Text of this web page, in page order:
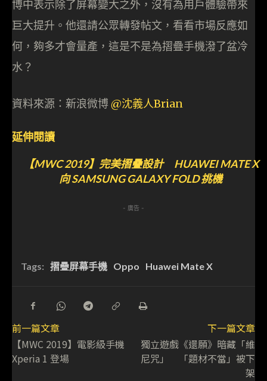
博中表示除了屏幕變大之外，沒有為用戶體驗帶來
巨大提升。他還請公眾轉發帖文，看看市場反應如
何，夠多才會量產，這是不是為摺疊手機潑了盆冷
水？
資料來源：新浪微博@沈義人Brian
延伸閱讀
【MWC 2019】完美摺疊設計 HUAWEI MATE X
向 SAMSUNG GALAXY FOLD 挑機
- 廣告 -
Tags: 摺疊屏幕手機 Oppo Huawei Mate X
前一篇文章
【MWC 2019】電影級手機
Xperia 1 登場
下一篇文章
獨立遊戲《還願》暗藏「維
尼咒」 「題材不當」被下
架